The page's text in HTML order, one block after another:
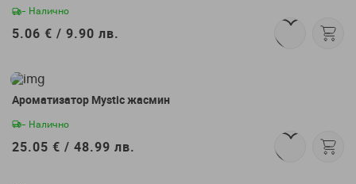
- Налично
5.06 € / 9.90 лв.
Ароматизатор Mystic жасмин
- Налично
25.05 € / 48.99 лв.